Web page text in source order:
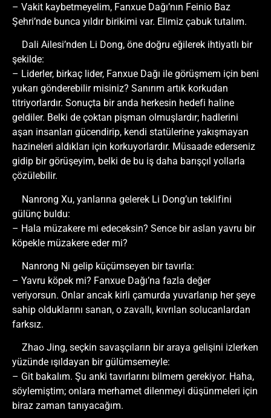
– Vakit kaybetmeyelim, Fanxue Dağı’nın Feinio Baz
Şehri’nde bunca yıldır birikimi var. Elimiz çabuk tutalım.
Dali Ailesi’nden Li Dong, öne doğru eğilerek ihtiyatlı bir
şekilde:
– Liderler, birkaç lider, Fanxue Dağı ile görüşmem için beni
yukarı gönderebilir misiniz? Sanırım artık korkudan
titriyorlardır. Sonuçta bir anda herkesin hedefi haline
geldiler. Belki de çoktan pişman olmuşlardır; hadlerini
aşan insanları gücendirip, kendi statülerine yakışmayan
hazineleri aldıkları için korkuyorlardır. Müsaade ederseniz
gidip bir görüşeyim, belki de bu iş daha barışçıl yollarla
çözülebilir.
Nanrong Xu, yanlarına gelerek Li Dong’un teklifini
gülünç buldu:
– Hala müzakere mi edeceksin? Sence bir aslan yavru bir
köpekle müzakere eder mi?
Nanrong Ni gelip küçümseyen bir tavırla:
– Yavru köpek mi? Fanxue Dağı’na fazla değer
veriyorsun. Onlar ancak kirli çamurda yuvarlanıp her şeye
sahip olduklarını sanan, o zavallı, kıvrılan solucanlardan
farksız.
Zhao Jing, seçkin savaşçıların bir araya gelişini izlerken
yüzünde ışıldayan bir gülümsemeyle:
– Git bakalım. Şu anki tavırlarını bilmem gerekiyor. Haha,
söylemiştim; onlara merhamet dilenmeyi düşünmeleri için
biraz zaman tanıyacağım.